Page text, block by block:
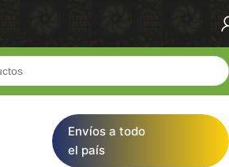
Aditivos
Envíos a todo
el país